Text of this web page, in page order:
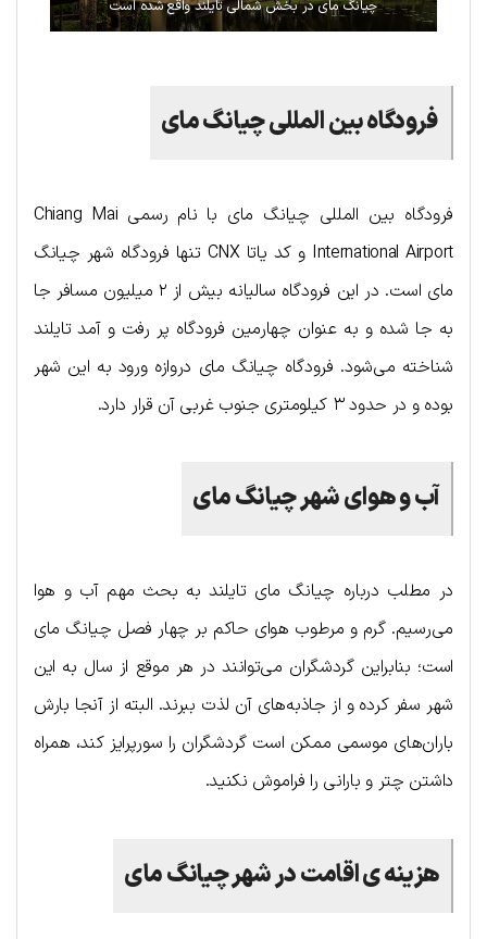
چیانگ مای در بخش شمالی تایلند واقع شده است
فرودگاه بین المللی چیانگ مای
فرودگاه بین المللی چیانگ مای با نام رسمی Chiang Mai
International Airport و کد یاتا CNX تنها فرودگاه شهر چیانگ
مای است. در این فرودگاه سالیانه بیش از ۲ میلیون مسافر جا
به جا شده و به عنوان چهارمین فرودگاه پر رفت و آمد تایلند
شناخته می‌شود. فرودگاه چیانگ مای دروازه ورود به این شهر
بوده و در حدود ۳ کیلومتری جنوب غربی آن قرار دارد.
آب و هوای شهر چیانگ مای
در مطلب درباره چیانگ مای تایلند به بحث مهم آب و هوا
می‌رسیم. گرم و مرطوب هوای حاکم بر چهار فصل چیانگ مای
است؛ بنابراین گردشگران می‌توانند در هر موقع از سال به این
شهر سفر کرده و از جاذبه‌های آن لذت ببرند. البته از آنجا بارش
باران‌های موسمی ممکن است گردشگران را سورپرایز کند، همراه
داشتن چتر و بارانی را فراموش نکنید.
هزینه ی اقامت در شهر چیانگ مای